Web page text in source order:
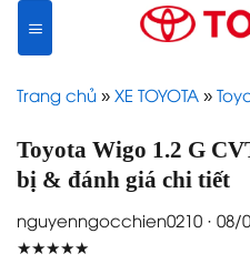
content
Trang chủ » XE TOYOTA »
Toyota Wigo 1.2 G
bị & đánh giá chi tiết
nguyenngocchien0210 · 08/
★★★★★